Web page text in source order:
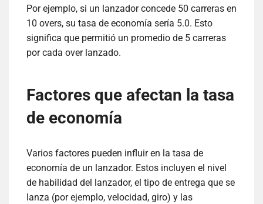
Por ejemplo, si un lanzador concede 50 carreras en
10 overs, su tasa de economía sería 5.0. Esto
significa que permitió un promedio de 5 carreras
por cada over lanzado.
Factores que afectan la tasa
de economía
Varios factores pueden influir en la tasa de
economía de un lanzador. Estos incluyen el nivel
de habilidad del lanzador, el tipo de entrega que se
lanza (por ejemplo, velocidad, giro) y las